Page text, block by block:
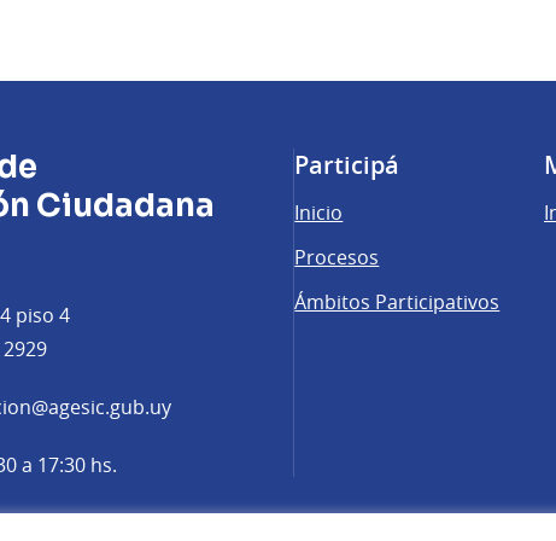
Ciudadana
piso 4
(Abrir en una pestaña nueva)
a 17:30 hs.
Participá
Inicio
Procesos
Ámbitos Participativos